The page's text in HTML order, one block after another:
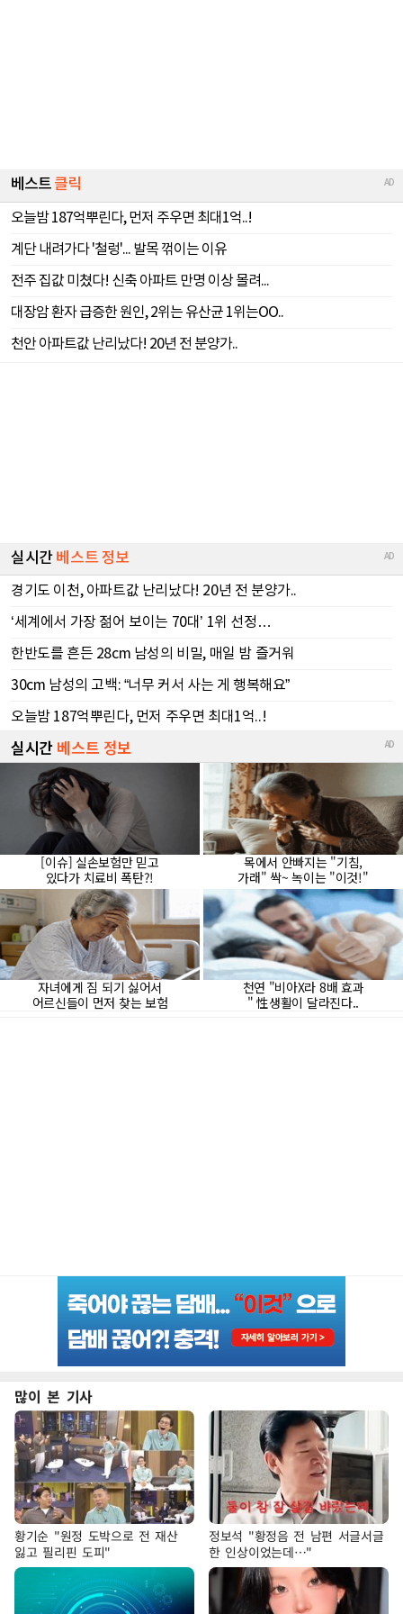
많이 본 기사
황기순 "원정 도박으로 전 재산
잃고 필리핀 도피"
정보석 "황정음 전 남편 서글서글
한 인상이었는데…"